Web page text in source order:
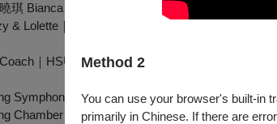
Method 2
You can use your browser's built-in
primarily in Chinese. If there are
琪 Bianca & Gabriella｜CHIEN Hsiao-chi
& Lolette｜WEI Tong
｜HSU Chia-chi
Symphony Orchestra
Chamber Choir